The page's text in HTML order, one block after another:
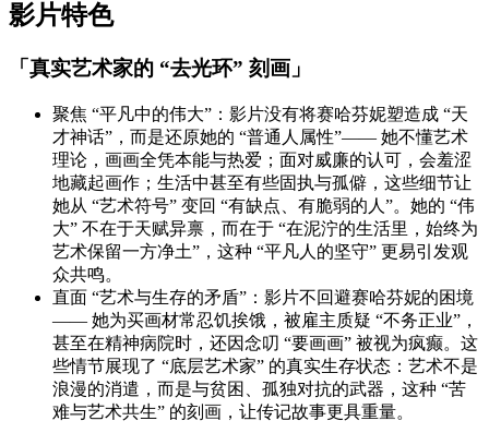
影片特色
「真实艺术家的 “去光环” 刻画」
聚焦 “平凡中的伟大”：影片没有将赛哈芬妮塑造成 “天
才神话”，而是还原她的 “普通人属性”—— 她不懂艺术
理论，画画全凭本能与热爱；面对威廉的认可，会羞涩
地藏起画作；生活中甚至有些固执与孤僻，这些细节让
她从 “艺术符号” 变回 “有缺点、有脆弱的人”。她的 “伟
大” 不在于天赋异禀，而在于 “在泥泞的生活里，始终为
艺术保留一方净土”，这种 “平凡人的坚守” 更易引发观
众共鸣。
直面 “艺术与生存的矛盾”：影片不回避赛哈芬妮的困境
—— 她为买画材常忍饥挨饿，被雇主质疑 “不务正业”，
甚至在精神病院时，还因念叨 “要画画” 被视为疯癫。这
些情节展现了 “底层艺术家” 的真实生存状态：艺术不是
浪漫的消遣，而是与贫困、孤独对抗的武器，这种 “苦
难与艺术共生” 的刻画，让传记故事更具重量。